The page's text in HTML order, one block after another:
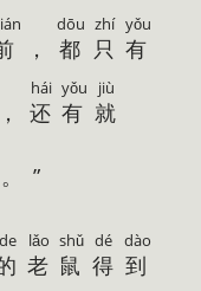
， 都
dōu
只
zhí
有
yǒu
， 还
hái
有
yǒu
就
jiù
。”
de
老
lǎo
鼠
shǔ
得
dé
到
dào